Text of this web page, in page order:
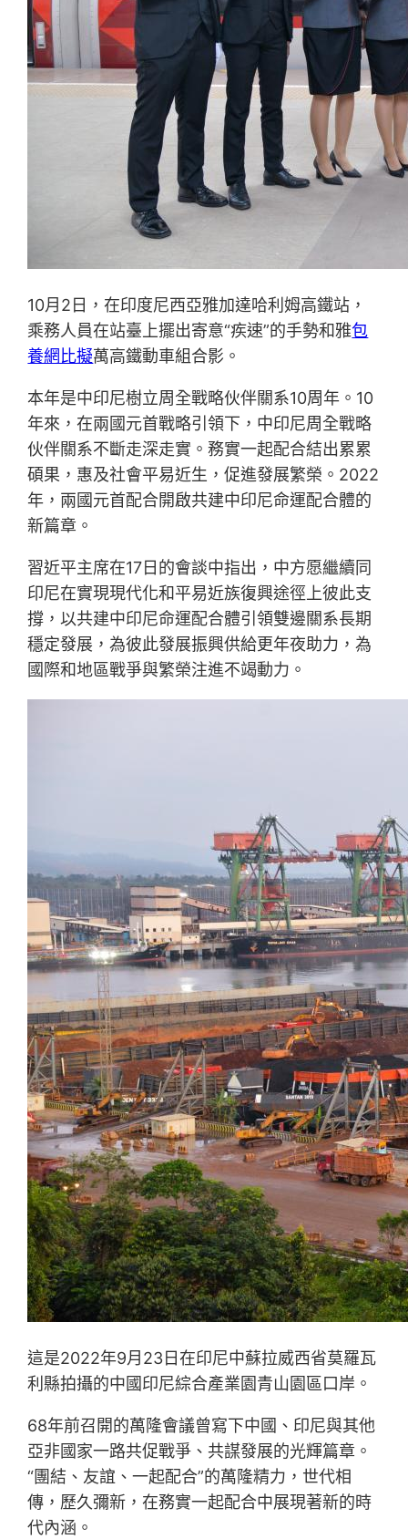
10月2日，在印度尼西亞雅加達哈利姆高鐵站，
乘務人員在站臺上擺出寄意“疾速”的手勢和雅包
養網比擬萬高鐵動車組合影。
本年是中印尼樹立周全戰略伙伴關系10周年。10
年來，在兩國元首戰略引領下，中印尼周全戰略
伙伴關系不斷走深走實。務實一起配合結出累累
碩果，惠及社會平易近生，促進發展繁榮。2022
年，兩國元首配合開啟共建中印尼命運配合體的
新篇章。
習近平主席在17日的會談中指出，中方愿繼續同
印尼在實現現代化和平易近族復興途徑上彼此支
撐，以共建中印尼命運配合體引領雙邊關系長期
穩定發展，為彼此發展振興供給更年夜助力，為
國際和地區戰爭與繁榮注進不竭動力。
這是2022年9月23日在印尼中蘇拉威西省莫羅瓦
利縣拍攝的中國印尼綜合產業園青山園區口岸。
68年前召開的萬隆會議曾寫下中國、印尼與其他
亞非國家一路共促戰爭、共謀發展的光輝篇章。
“團結、友誼、一起配合”的萬隆精力，世代相
傳，歷久彌新，在務實一起配合中展現著新的時
代內涵。